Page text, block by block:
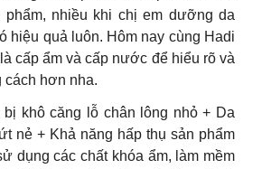
phẩm, nhiều khi chị em dưỡng da
hiệu quả luôn. Hôm nay cùng Hadi
cấp ẩm và cấp nước để hiểu rõ và
cách hơn nha.
bị khô căng lỗ chân lông nhỏ + Da
nẻ + Khả năng hấp thụ sản phẩm
dụng các chất khóa ẩm, làm mềm